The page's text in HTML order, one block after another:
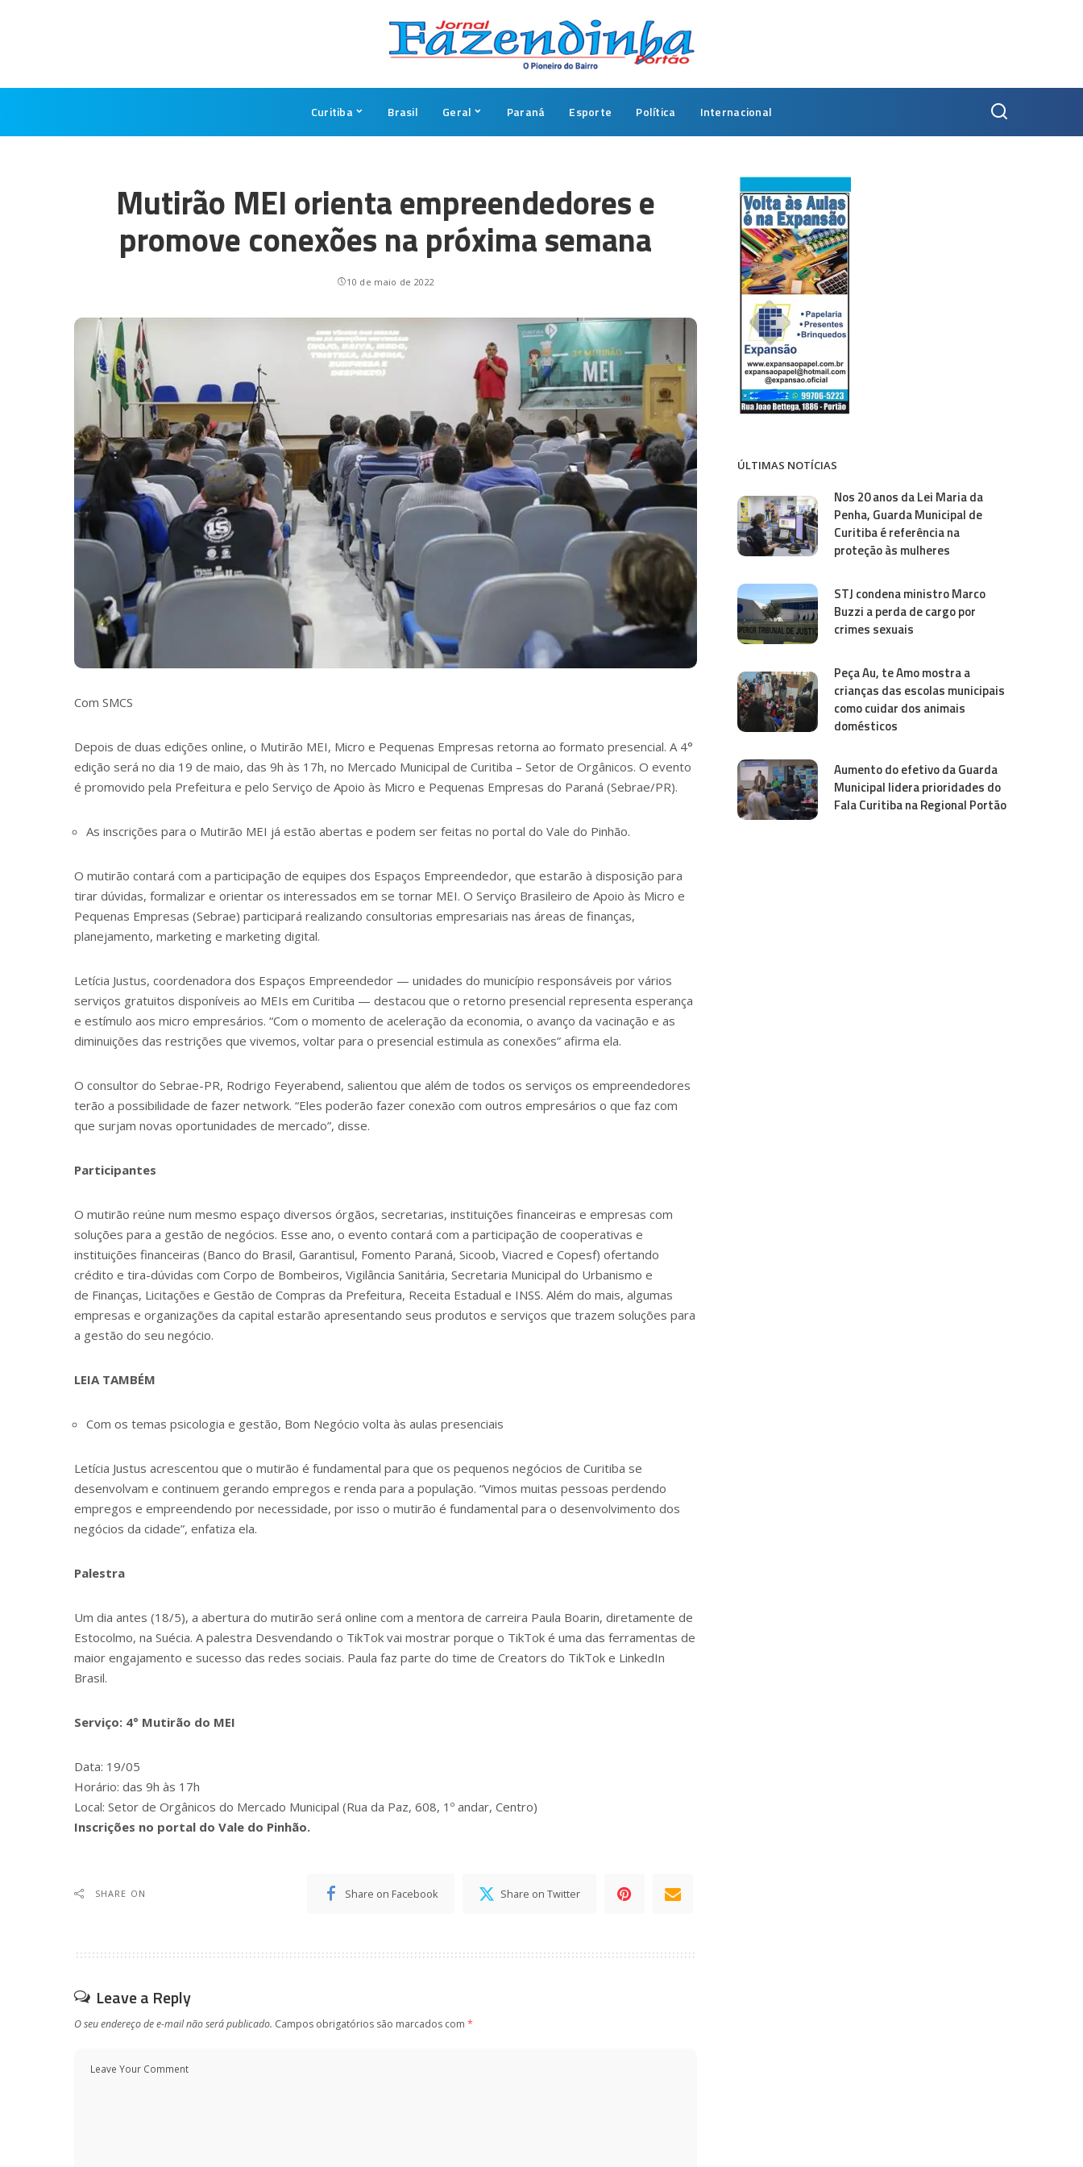
Curitiba Brasil Geral Paraná Esporte Política Internacional
Mutirão MEI orienta empreendedores e
promove conexões na próxima semana
10 de maio de 2022
Com SMCS
Depois de duas edições online, o Mutirão MEI, Micro e Pequenas Empresas retorna ao formato presencial. A 4°
edição será no dia 19 de maio, das 9h às 17h, no Mercado Municipal de Curitiba – Setor de Orgânicos. O evento
é promovido pela Prefeitura e pelo Serviço de Apoio às Micro e Pequenas Empresas do Paraná (Sebrae/PR).
As inscrições para o Mutirão MEI já estão abertas e podem ser feitas no portal do Vale do Pinhão.
O mutirão contará com a participação de equipes dos Espaços Empreendedor, que estarão à disposição para
tirar dúvidas, formalizar e orientar os interessados em se tornar MEI. O Serviço Brasileiro de Apoio às Micro e
Pequenas Empresas (Sebrae) participará realizando consultorias empresariais nas áreas de finanças,
planejamento, marketing e marketing digital.
Letícia Justus, coordenadora dos Espaços Empreendedor — unidades do município responsáveis por vários
serviços gratuitos disponíveis ao MEIs em Curitiba — destacou que o retorno presencial representa esperança
e estímulo aos micro empresários. “Com o momento de aceleração da economia, o avanço da vacinação e as
diminuições das restrições que vivemos, voltar para o presencial estimula as conexões” afirma ela.
O consultor do Sebrae-PR, Rodrigo Feyerabend, salientou que além de todos os serviços os empreendedores
terão a possibilidade de fazer network. “Eles poderão fazer conexão com outros empresários o que faz com
que surjam novas oportunidades de mercado”, disse.
Participantes
O mutirão reúne num mesmo espaço diversos órgãos, secretarias, instituições financeiras e empresas com
soluções para a gestão de negócios. Esse ano, o evento contará com a participação de cooperativas e
instituições financeiras (Banco do Brasil, Garantisul, Fomento Paraná, Sicoob, Viacred e Copesf) ofertando
crédito e tira-dúvidas com Corpo de Bombeiros, Vigilância Sanitária, Secretaria Municipal do Urbanismo e
de Finanças, Licitações e Gestão de Compras da Prefeitura, Receita Estadual e INSS. Além do mais, algumas
empresas e organizações da capital estarão apresentando seus produtos e serviços que trazem soluções para
a gestão do seu negócio.
LEIA TAMBÉM
Com os temas psicologia e gestão, Bom Negócio volta às aulas presenciais
Letícia Justus acrescentou que o mutirão é fundamental para que os pequenos negócios de Curitiba se
desenvolvam e continuem gerando empregos e renda para a população. “Vimos muitas pessoas perdendo
empregos e empreendendo por necessidade, por isso o mutirão é fundamental para o desenvolvimento dos
negócios da cidade”, enfatiza ela.
Palestra
Um dia antes (18/5), a abertura do mutirão será online com a mentora de carreira Paula Boarin, diretamente de
Estocolmo, na Suécia. A palestra Desvendando o TikTok vai mostrar porque o TikTok é uma das ferramentas de
maior engajamento e sucesso das redes sociais. Paula faz parte do time de Creators do TikTok e LinkedIn
Brasil.
Serviço: 4° Mutirão do MEI
Data: 19/05
Horário: das 9h às 17h
Local: Setor de Orgânicos do Mercado Municipal (Rua da Paz, 608, 1º andar, Centro)
Inscrições no portal do Vale do Pinhão.
SHARE ON Share on Facebook Share on Twitter
Leave a Reply
O seu endereço de e-mail não será publicado. Campos obrigatórios são marcados com *
ÚLTIMAS NOTÍCIAS
Nos 20 anos da Lei Maria da
Penha, Guarda Municipal de
Curitiba é referência na
proteção às mulheres
STJ condena ministro Marco
Buzzi a perda de cargo por
crimes sexuais
Peça Au, te Amo mostra a
crianças das escolas municipais
como cuidar dos animais
domésticos
Aumento do efetivo da Guarda
Municipal lidera prioridades do
Fala Curitiba na Regional Portão